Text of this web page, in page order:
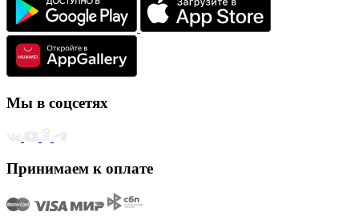
Мы в соцсетях
Принимаем к оплате